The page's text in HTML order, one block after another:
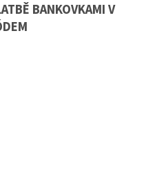
BANKOVKAMI V